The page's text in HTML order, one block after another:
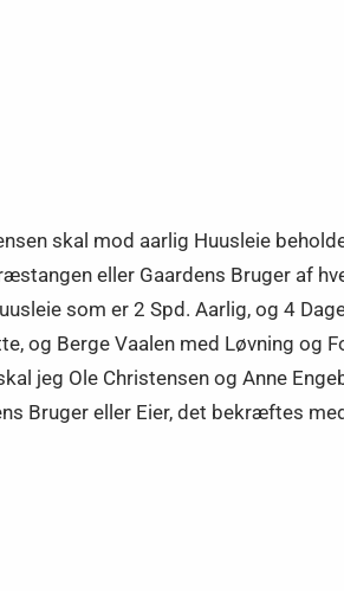
skal mod aarlig Huusleie
eller Gaardens Bruger af
som er 2 Spd. Aarlig, og 4
og Berge Vaalen med Løvning og
jeg Ole Christensen og Anne
Bruger eller Eier, det bekræftes